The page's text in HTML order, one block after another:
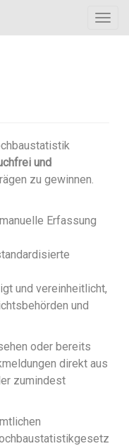
und
zu gewinnen.
Erfassung
und vereinheitlicht,
und
oder bereits
direkt aus
zumindest